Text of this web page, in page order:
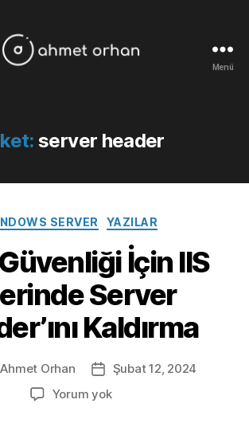
Menü
server header
Kategoriler
SERVER YAZILAR
İçin IIS
Server
Kaldırma
Ahmet Orhan
Yazı
tarihi
Şubat 12, 2024
Yorum yokWeb